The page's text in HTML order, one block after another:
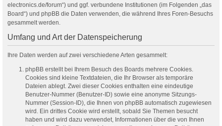
electronics.de/forum“) und ggf. verbundene Institutionen (im Folgenden „das
Board“) und phpBB die Daten verwenden, die während Ihres Foren-Besuchs
gesammelt werden.
Umfang und Art der Datenspeicherung
Ihre Daten werden auf zwei verschiedene Arten gesammelt:
phpBB erstellt bei Ihrem Besuch des Boards mehrere Cookies.
Cookies sind kleine Textdateien, die Ihr Browser als temporäre
Dateien ablegt. Zwei dieser Cookies enthalten eine eindeutige
Benutzer-Nummer (Benutzer-ID) sowie eine anonyme Sitzungs-
Nummer (Session-ID), die Ihnen von phpBB automatisch zugewiesen
wird. Ein drittes Cookie wird erstellt, sobald Sie Themen besucht
haben und wird dazu verwendet, Informationen über die von Ihnen